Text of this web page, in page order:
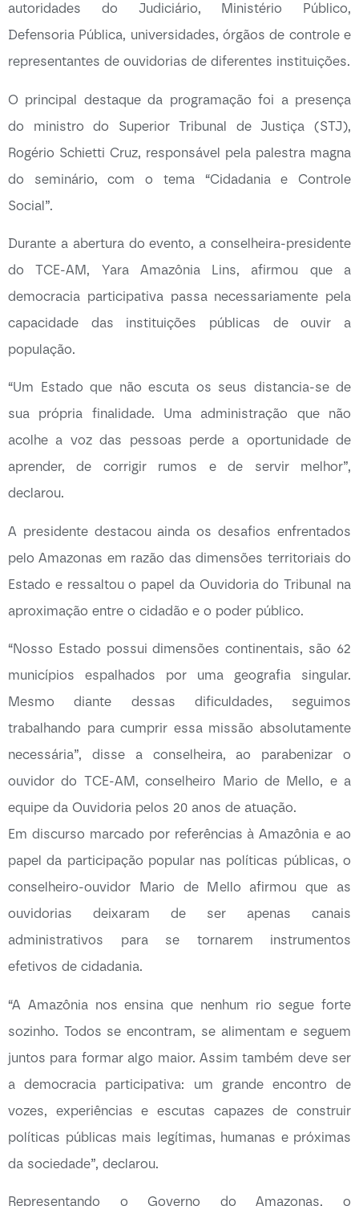
autoridades do Judiciário, Ministério Público,
Defensoria Pública, universidades, órgãos de controle e
representantes de ouvidorias de diferentes instituições.
O principal destaque da programação foi a presença
do ministro do Superior Tribunal de Justiça (STJ),
Rogério Schietti Cruz, responsável pela palestra magna
do seminário, com o tema “Cidadania e Controle
Social”.
Durante a abertura do evento, a conselheira-presidente
do TCE-AM, Yara Amazônia Lins, afirmou que a
democracia participativa passa necessariamente pela
capacidade das instituições públicas de ouvir a
população.
“Um Estado que não escuta os seus distancia-se de
sua própria finalidade. Uma administração que não
acolhe a voz das pessoas perde a oportunidade de
aprender, de corrigir rumos e de servir melhor”,
declarou.
A presidente destacou ainda os desafios enfrentados
pelo Amazonas em razão das dimensões territoriais do
Estado e ressaltou o papel da Ouvidoria do Tribunal na
aproximação entre o cidadão e o poder público.
“Nosso Estado possui dimensões continentais, são 62
municípios espalhados por uma geografia singular.
Mesmo diante dessas dificuldades, seguimos
trabalhando para cumprir essa missão absolutamente
necessária”, disse a conselheira, ao parabenizar o
ouvidor do TCE-AM, conselheiro Mario de Mello, e a
equipe da Ouvidoria pelos 20 anos de atuação.
Em discurso marcado por referências à Amazônia e ao
papel da participação popular nas políticas públicas, o
conselheiro-ouvidor Mario de Mello afirmou que as
ouvidorias deixaram de ser apenas canais
administrativos para se tornarem instrumentos
efetivos de cidadania.
“A Amazônia nos ensina que nenhum rio segue forte
sozinho. Todos se encontram, se alimentam e seguem
juntos para formar algo maior. Assim também deve ser
a democracia participativa: um grande encontro de
vozes, experiências e escutas capazes de construir
políticas públicas mais legítimas, humanas e próximas
da sociedade”, declarou.
Representando o Governo do Amazonas, o